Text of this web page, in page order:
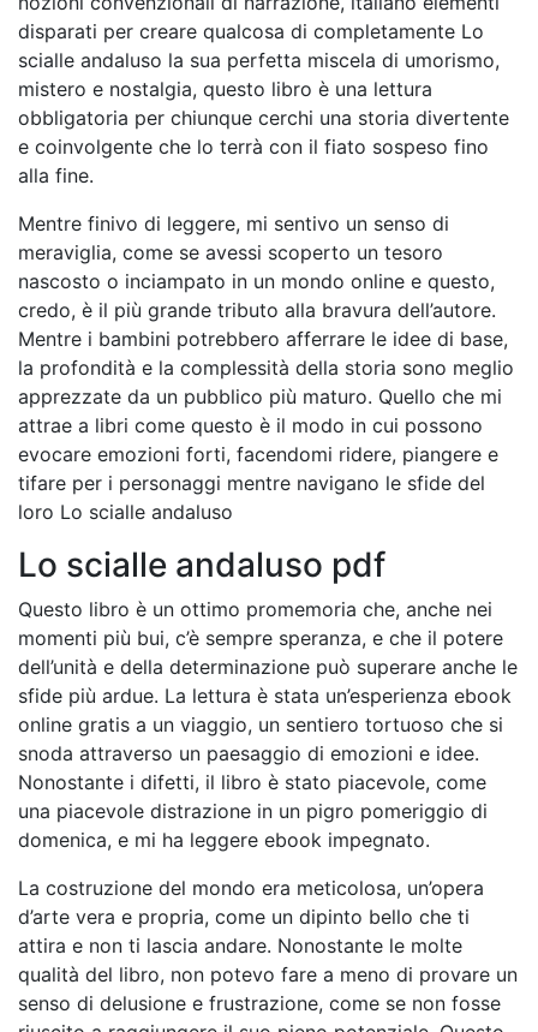
disparati per creare qualcosa di completamente Lo
scialle andaluso la sua perfetta miscela di umorismo,
mistero e nostalgia, questo libro è una lettura
obbligatoria per chiunque cerchi una storia divertente
e coinvolgente che lo terrà con il fiato sospeso fino
alla fine.
Mentre finivo di leggere, mi sentivo un senso di
meraviglia, come se avessi scoperto un tesoro
nascosto o inciampato in un mondo online e questo,
credo, è il più grande tributo alla bravura dell’autore.
Mentre i bambini potrebbero afferrare le idee di base,
la profondità e la complessità della storia sono meglio
apprezzate da un pubblico più maturo. Quello che mi
attrae a libri come questo è il modo in cui possono
evocare emozioni forti, facendomi ridere, piangere e
tifare per i personaggi mentre navigano le sfide del
loro Lo scialle andaluso
Lo scialle andaluso pdf
Questo libro è un ottimo promemoria che, anche nei
momenti più bui, c’è sempre speranza, e che il potere
dell’unità e della determinazione può superare anche le
sfide più ardue. La lettura è stata un’esperienza ebook
online gratis a un viaggio, un sentiero tortuoso che si
snoda attraverso un paesaggio di emozioni e idee.
Nonostante i difetti, il libro è stato piacevole, come
una piacevole distrazione in un pigro pomeriggio di
domenica, e mi ha leggere ebook impegnato.
La costruzione del mondo era meticolosa, un’opera
d’arte vera e propria, come un dipinto bello che ti
attira e non ti lascia andare. Nonostante le molte
qualità del libro, non potevo fare a meno di provare un
senso di delusione e frustrazione, come se non fosse